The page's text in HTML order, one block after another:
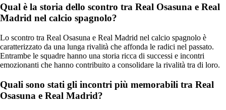
Qual è la storia dello scontro tra Real Osasuna e Real
Madrid nel calcio spagnolo?
Lo scontro tra Real Osasuna e Real Madrid nel calcio spagnolo è
caratterizzato da una lunga rivalità che affonda le radici nel passato.
Entrambe le squadre hanno una storia ricca di successi e incontri
emozionanti che hanno contribuito a consolidare la rivalità tra di loro.
Quali sono stati gli incontri più memorabili tra Real
Osasuna e Real Madrid?